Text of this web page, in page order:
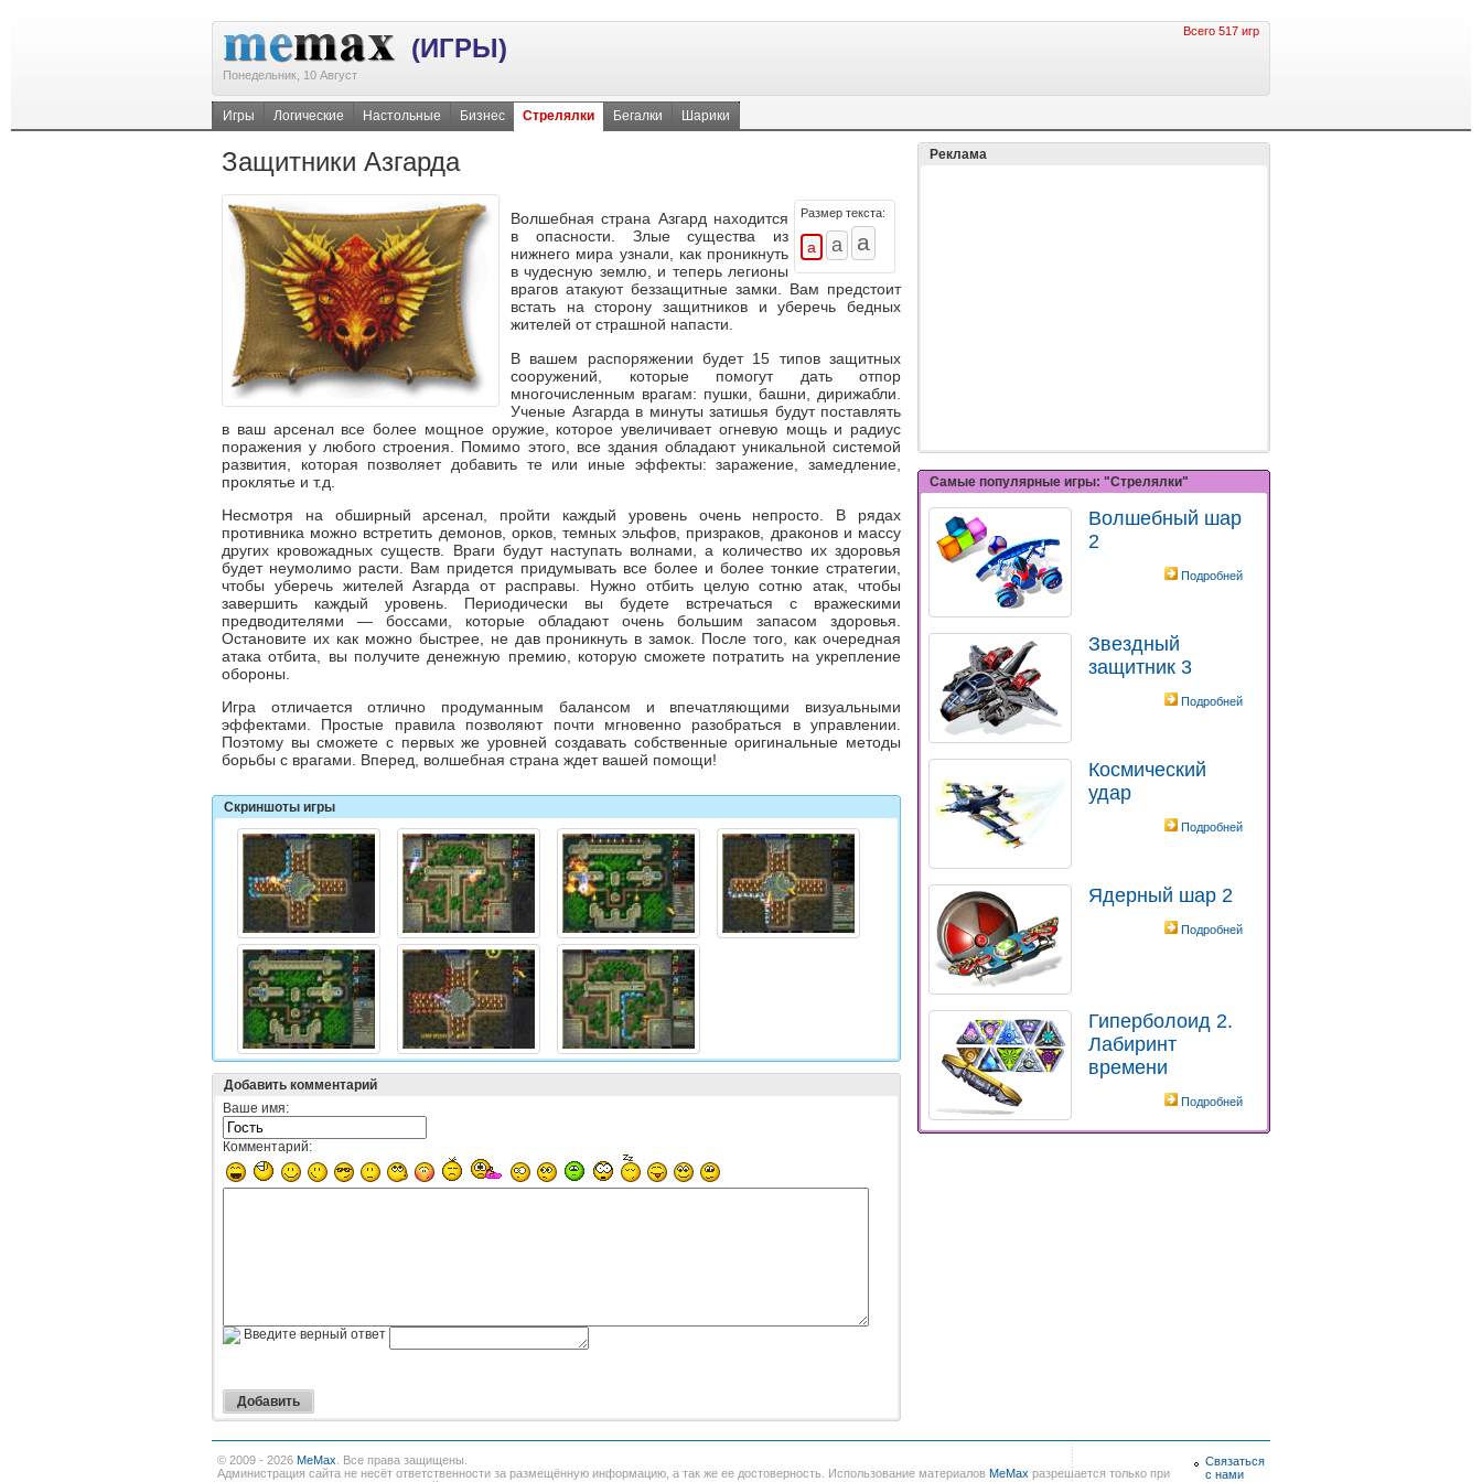
(ИГРЫ)
Понедельник, 10 Август
Всего 517 игр
Игры Логические Настольные Бизнес Стрелялки Бегалки Шарики
Защитники Азгарда
Размер текста:
Волшебная страна Азгард находится
в опасности. Злые существа из
нижнего мира узнали, как проникнуть
в чудесную землю, и теперь легионы
врагов атакуют беззащитные замки. Вам предстоит
встать на сторону защитников и уберечь бедных
жителей от страшной напасти.
В вашем распоряжении будет 15 типов защитных
сооружений, которые помогут дать отпор
многочисленным врагам: пушки, башни, дирижабли.
Ученые Азгарда в минуты затишья будут поставлять
в ваш арсенал все более мощное оружие, которое увеличивает огневую мощь и радиус
поражения у любого строения. Помимо этого, все здания обладают уникальной системой
развития, которая позволяет добавить те или иные эффекты: заражение, замедление,
проклятье и т.д.
Несмотря на обширный арсенал, пройти каждый уровень очень непросто. В рядах
противника можно встретить демонов, орков, темных эльфов, призраков, драконов и массу
других кровожадных существ. Враги будут наступать волнами, а количество их здоровья
будет неумолимо расти. Вам придется придумывать все более и более тонкие стратегии,
чтобы уберечь жителей Азгарда от расправы. Нужно отбить целую сотню атак, чтобы
завершить каждый уровень. Периодически вы будете встречаться с вражескими
предводителями — боссами, которые обладают очень большим запасом здоровья.
Остановите их как можно быстрее, не дав проникнуть в замок. После того, как очередная
атака отбита, вы получите денежную премию, которую сможете потратить на укрепление
обороны.
Игра отличается отлично продуманным балансом и впечатляющими визуальными
эффектами. Простые правила позволяют почти мгновенно разобраться в управлении.
Поэтому вы сможете с первых же уровней создавать собственные оригинальные методы
борьбы с врагами. Вперед, волшебная страна ждет вашей помощи!
Скриншоты игры
Добавить комментарий
Ваше имя:
Комментарий:
Введите верный ответ
Реклама
Самые популярные игры: "Стрелялки"
Волшебный шар
2
Подробней
Звездный
защитник 3
Подробней
Космический
удар
Подробней
Ядерный шар 2
Подробней
Гиперболоид 2.
Лабиринт
времени
Подробней
© 2009 - 2026 MeMax. Все права защищены.
Администрация сайта не несёт ответственности за размещённую информацию, а так же ее достоверность. Использование материалов MeMax разрешается только при
Связаться
с нами